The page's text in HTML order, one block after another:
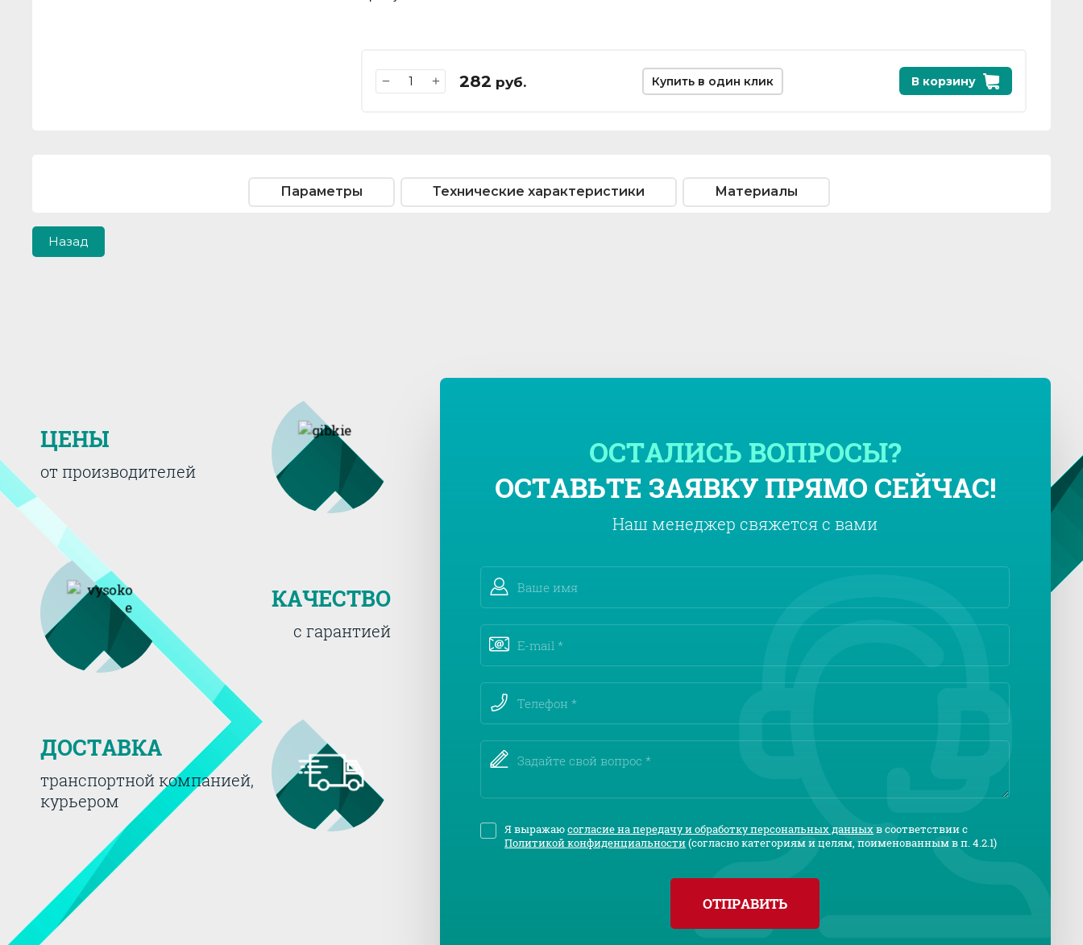
− + 282 руб. В корзину
Купить в один клик
Параметры Технические характеристики Материалы
Назад
ОСТАЛИСЬ ВОПРОСЫ?
ОСТАВЬТЕ ЗАЯВКУ ПРЯМО СЕЙЧАС!
Наш менеджер свяжется с вами
Я выражаюсогласие на передачу и обработку персональных данныхв соответствии с
Политикой конфиденциальности(согласно категориям и целям, поименованным в п. 4.2.1)
ОТПРАВИТЬ
ЦЕНЫ
от производителей
КАЧЕСТВО
с гарантией
ДОСТАВКА
транспортной компанией,
курьером